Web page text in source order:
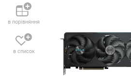
в порівняння
в список